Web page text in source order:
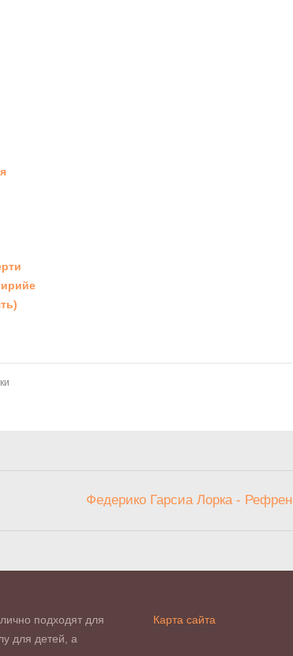
Федерико Гарсиа Лорка - Рефрен
подходят для
для детей, а
Карта сайта